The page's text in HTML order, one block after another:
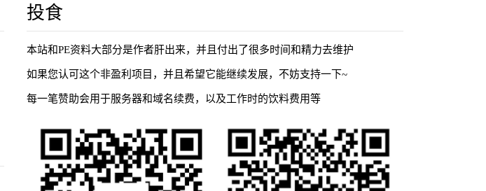
投食
本站和PE资料大部分是作者肝出来，并且付出了很多时间和精力去维护
如果您认可这个非盈利项目，并且希望它能继续发展，不妨支持一下~
每一笔赞助会用于服务器和域名续费，以及工作时的饮料费用等